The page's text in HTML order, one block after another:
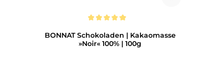
BONNAT Schokoladen | Kakaomasse
»Noir« 100% | 100g